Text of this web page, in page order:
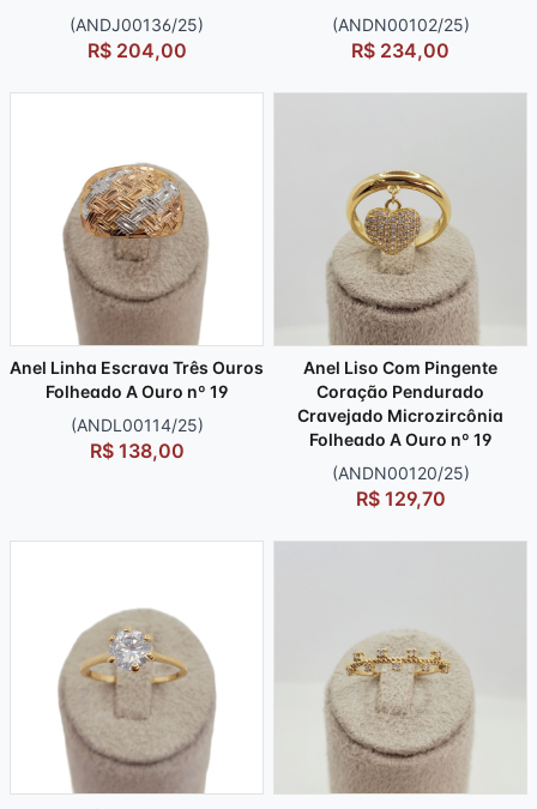
(ANDJ00136/25)
R$ 204,00
(ANDN00102/25)
R$ 234,00
Anel Linha Escrava Três Ouros
Folheado A Ouro nº 19
(ANDL00114/25)
R$ 138,00
Anel Liso Com Pingente
Coração Pendurado
Cravejado Microzircônia
Folheado A Ouro nº 19
(ANDN00120/25)
R$ 129,70